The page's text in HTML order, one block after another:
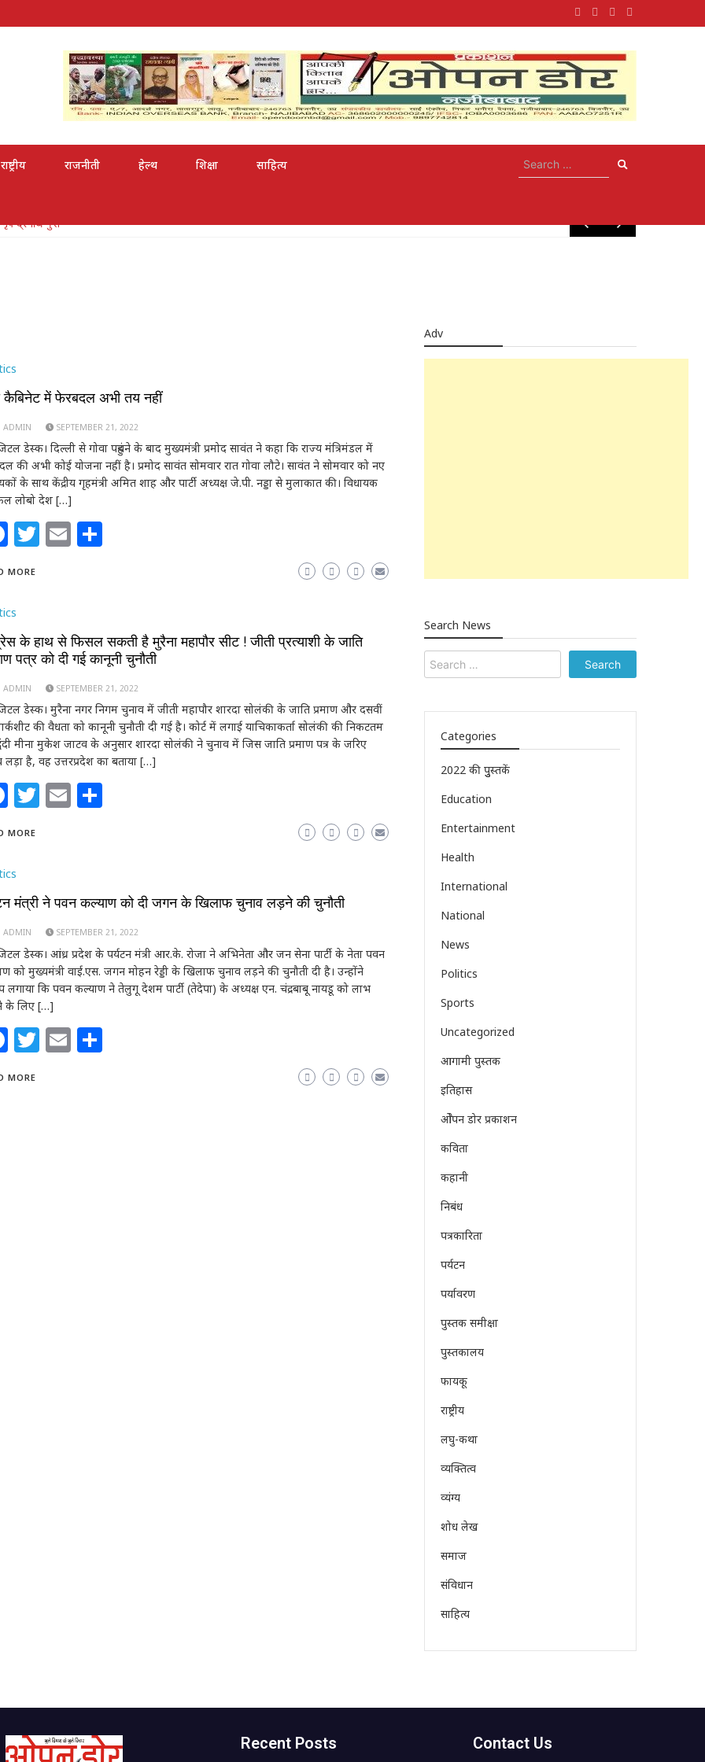
राष्ट्रीय राजनीती हेल्थ शिक्षा साहित्य
गुप्त
कैबिनेट में फेरबदल अभी तय नहीं
ADMIN SEPTEMBER 21, 2022
डेस्क। दिल्ली से गोवा पहुंचने के बाद मुख्यमंत्री प्रमोद सावंत ने कहा कि राज्य मंत्रिमंडल में
की अभी कोई योजना नहीं है। प्रमोद सावंत सोमवार रात गोवा लौटे। सावंत ने सोमवार को नए
के साथ केंद्रीय गृहमंत्री अमित शाह और पार्टी अध्यक्ष जे.पी. नड्डा से मुलाकात की। विधायक
लोबो देश […]
Facebook
Twitter
EmailShare
MORE
के हाथ से फिसल सकती है मुरैना महापौर सीट ! जीती प्रत्याशी के जाति
पत्र को दी गई कानूनी चुनौती
ADMIN SEPTEMBER 21, 2022
डेस्क। मुरैना नगर निगम चुनाव में जीती महापौर शारदा सोलंकी के जाति प्रमाण और दसवीं
की वैधता को कानूनी चुनौती दी गई है। कोर्ट में लगाई याचिकाकर्ता सोलंकी की निकटतम
मीना मुकेश जाटव के अनुसार शारदा सोलंकी ने चुनाव में जिस जाति प्रमाण पत्र के जरिए
लड़ा है, वह उत्तरप्रदेश का बताया […]
Facebook
Twitter
EmailShare
MORE
मंत्री ने पवन कल्याण को दी जगन के खिलाफ चुनाव लड़ने की चुनौती
ADMIN SEPTEMBER 21, 2022
डेस्क। आंध्र प्रदेश के पर्यटन मंत्री आर.के. रोजा ने अभिनेता और जन सेना पार्टी के नेता पवन
को मुख्यमंत्री वाई.एस. जगन मोहन रेड्डी के खिलाफ चुनाव लड़ने की चुनौती दी है। उन्होंने
लगाया कि पवन कल्याण ने तेलुगू देशम पार्टी (तेदेपा) के अध्यक्ष एन. चंद्रबाबू नायडू को लाभ
के लिए […]
Facebook
Twitter
EmailShare
MORE
Adv
Search News
Categories
2022 की पुुस्तकें
Education
Entertainment
Health
International
National
News
Politics
Sports
Uncategorized
आगामी पुस्तक
इतिहास
ओेपन डोर प्रकाशन
कविता
कहानी
निबंध
पत्रकारिता
पर्यटन
पर्यावरण
पुस्तक समीक्षा
पुस्तकालय
फायकू
राष्ट्रीय
लघु-कथा
व्यक्तित्व
व्यंग्य
शोध लेख
समाज
संविधान
साहित्य
Recent Posts Contact Us